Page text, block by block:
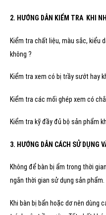
2. HƯỚNG DẪN KIỂM TRA KHI
Kiểm tra chất liệu, màu sắc, kiểu
không ?
Kiểm tra xem có bị trầy sướt hay
Kiểm tra các mối ghép xem có
Kiểm tra kỹ đầy đủ bộ sản phẩm
3. HƯỚNG DẪN CÁCH SỬ DỤNG
Không để bàn bị ẩm trong thời
ngắn thời gian sử dụng sản phẩm.
Khi bàn bị bẩn hoặc dơ nên dùng